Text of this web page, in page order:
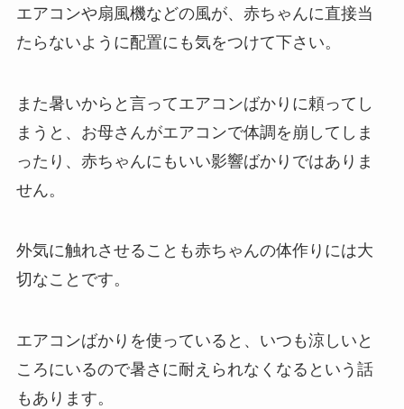
エアコンや扇風機などの風が、赤ちゃんに直接当
たらないように配置にも気をつけて下さい。
また暑いからと言ってエアコンばかりに頼ってし
まうと、お母さんがエアコンで体調を崩してしま
ったり、赤ちゃんにもいい影響ばかりではありま
せん。
外気に触れさせることも赤ちゃんの体作りには大
切なことです。
エアコンばかりを使っていると、いつも涼しいと
ころにいるので暑さに耐えられなくなるという話
もあります。